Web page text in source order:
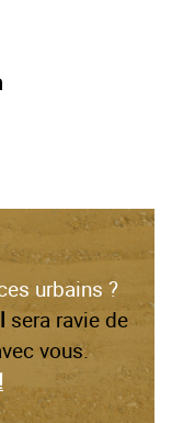
urbains ?
sera ravie de
vous.